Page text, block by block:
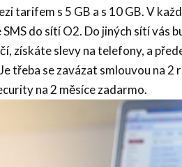
tarifem s 5 GB a s 10 GB. V
do sítí O2. Do jiných sítí vás
získáte slevy na telefony, a
třeba se zavázat smlouvou na 2
na 2 měsíce zadarmo.